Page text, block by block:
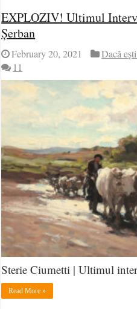
EXPLOZIV! Ultimul
Șerban
February 20, 2021 Dacă
11
Sterie Ciumetti | Ultimul
Read More »